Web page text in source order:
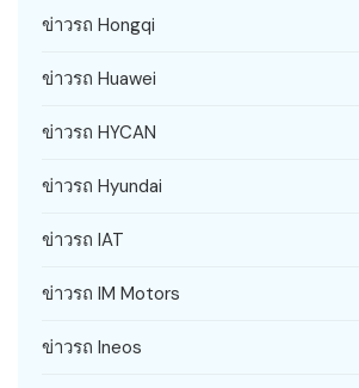
ข่าวรถ Hongqi
ข่าวรถ Huawei
ข่าวรถ HYCAN
ข่าวรถ Hyundai
ข่าวรถ IAT
ข่าวรถ IM Motors
ข่าวรถ Ineos